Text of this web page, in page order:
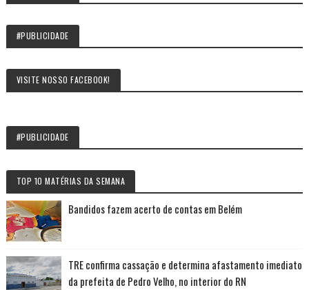
#PUBLICIDADE
VISITE NOSSO FACEBOOK!
#PUBLICIDADE
TOP 10 MATÉRIAS DA SEMANA
Bandidos fazem acerto de contas em Belém
TRE confirma cassação e determina afastamento imediato
da prefeita de Pedro Velho, no interior do RN